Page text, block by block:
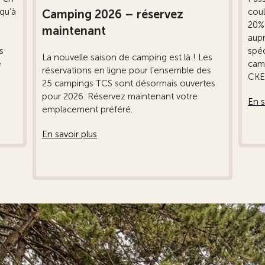
Camping 2026 – réservez
maintenant
La nouvelle saison de camping est là ! Les
réservations en ligne pour l’ensemble des
25 campings TCS sont désormais ouvertes
pour 2026. Réservez maintenant votre
emplacement préféré.
En savoir plus
En